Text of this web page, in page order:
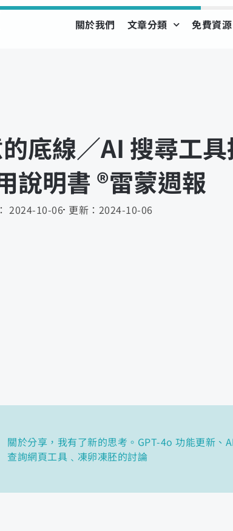
關於我們 文章分類 免費資源
底線／AI 搜尋工
說明書 ®️雷蒙週報
2024-10-06 更新： 2024-10-06
關於分享，我有了新的思考。GPT-4o 功能更新
查詢網頁工具﹑凍卵凍胚的討論